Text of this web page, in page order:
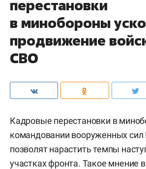
перестановки
в минобороны
продвижение
СВО
Кадровые перестановки в
командовании вооруженных сил
позволят нарастить темпы
участках фронта. Такое мнение